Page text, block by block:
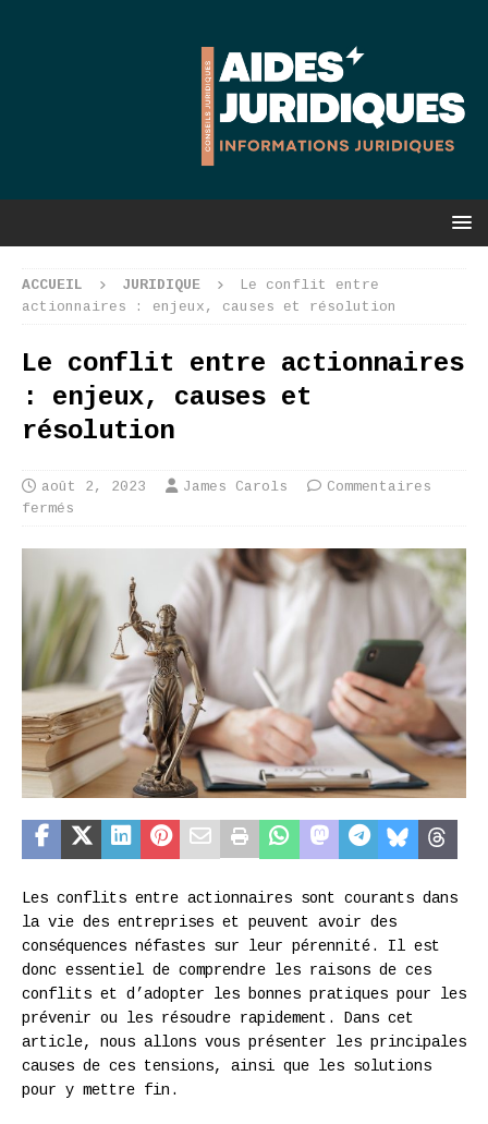
ACCUEIL JURIDIQUE
Le conflit entre
actionnaires : enjeux, causes et résolution
Le conflit entre actionnaires
: enjeux, causes et
résolution
août 2, 2023 James Carols
Commentaires
fermés
Les conflits entre actionnaires sont courants dans
la vie des entreprises et peuvent avoir des
conséquences néfastes sur leur pérennité. Il est
donc essentiel de comprendre les raisons de ces
conflits et d’adopter les bonnes pratiques pour les
prévenir ou les résoudre rapidement. Dans cet
article, nous allons vous présenter les principales
causes de ces tensions, ainsi que les solutions
pour y mettre fin.